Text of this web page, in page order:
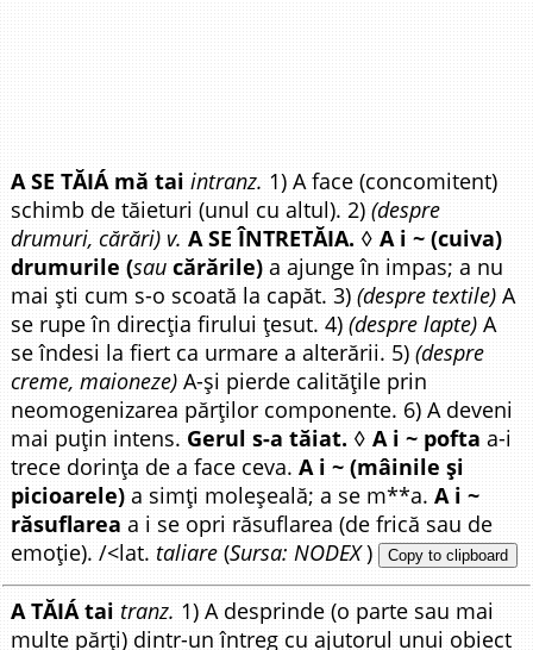
A SE TĂIÁ mă tai intranz. 1) A face (concomitent)
schimb de tăieturi (unul cu altul). 2) (despre
drumuri, cărări) v.A SE ÎNTRETĂIA. ◊A i ~ (cuiva)
drumurile (sau cărările)a ajunge în impas; a nu
mai ști cum s-o scoată la capăt. 3) (despre textile) A
se rupe în direcția firului țesut. 4)(despre lapte) A
se îndesi la fiert ca urmare a alterării. 5)(despre
creme, maioneze) A-și pierde calitățile prin
neomogenizarea părților componente. 6) A deveni
mai puțin intens. Gerul s-a tăiat. ◊A i ~ pofta a-i
trece dorința de a face ceva.A i ~ (mâinile și
picioarele)a simți moleșeală; a se m**a. A i ~
răsuflarea a i se opri răsuflarea (de frică sau de
emoție). /<lat. taliare (Sursa: NODEX) Copy to clipboard
A TĂIÁ tai tranz. 1) A desprinde (o parte sau mai
multe părți) dintr-un întreg cu ajutorul unui obiect